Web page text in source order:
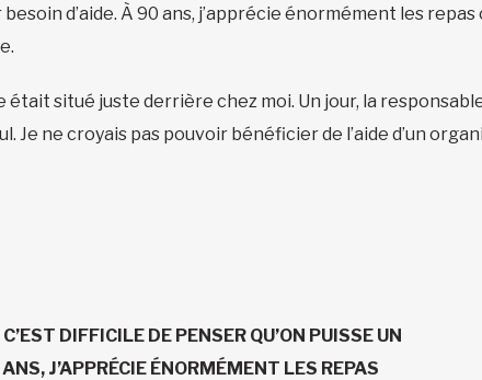
besoin d’aide. À 90 ans, j’apprécie énormément les
situé juste derrière chez moi. Un jour, la
Je ne croyais pas pouvoir bénéficier de l’aide d’un
DIFFICILE DE PENSER QU’ON PUISSE UN
J’APPRÉCIE ÉNORMÉMENT LES REPAS